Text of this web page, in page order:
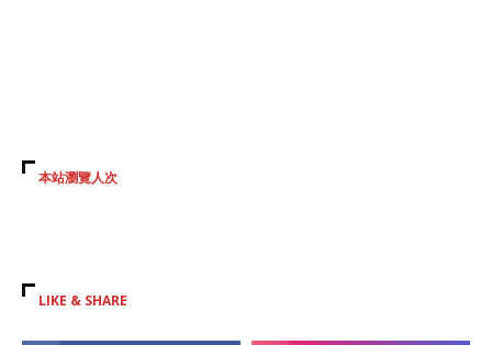
本站瀏覽人次
LIKE & SHARE